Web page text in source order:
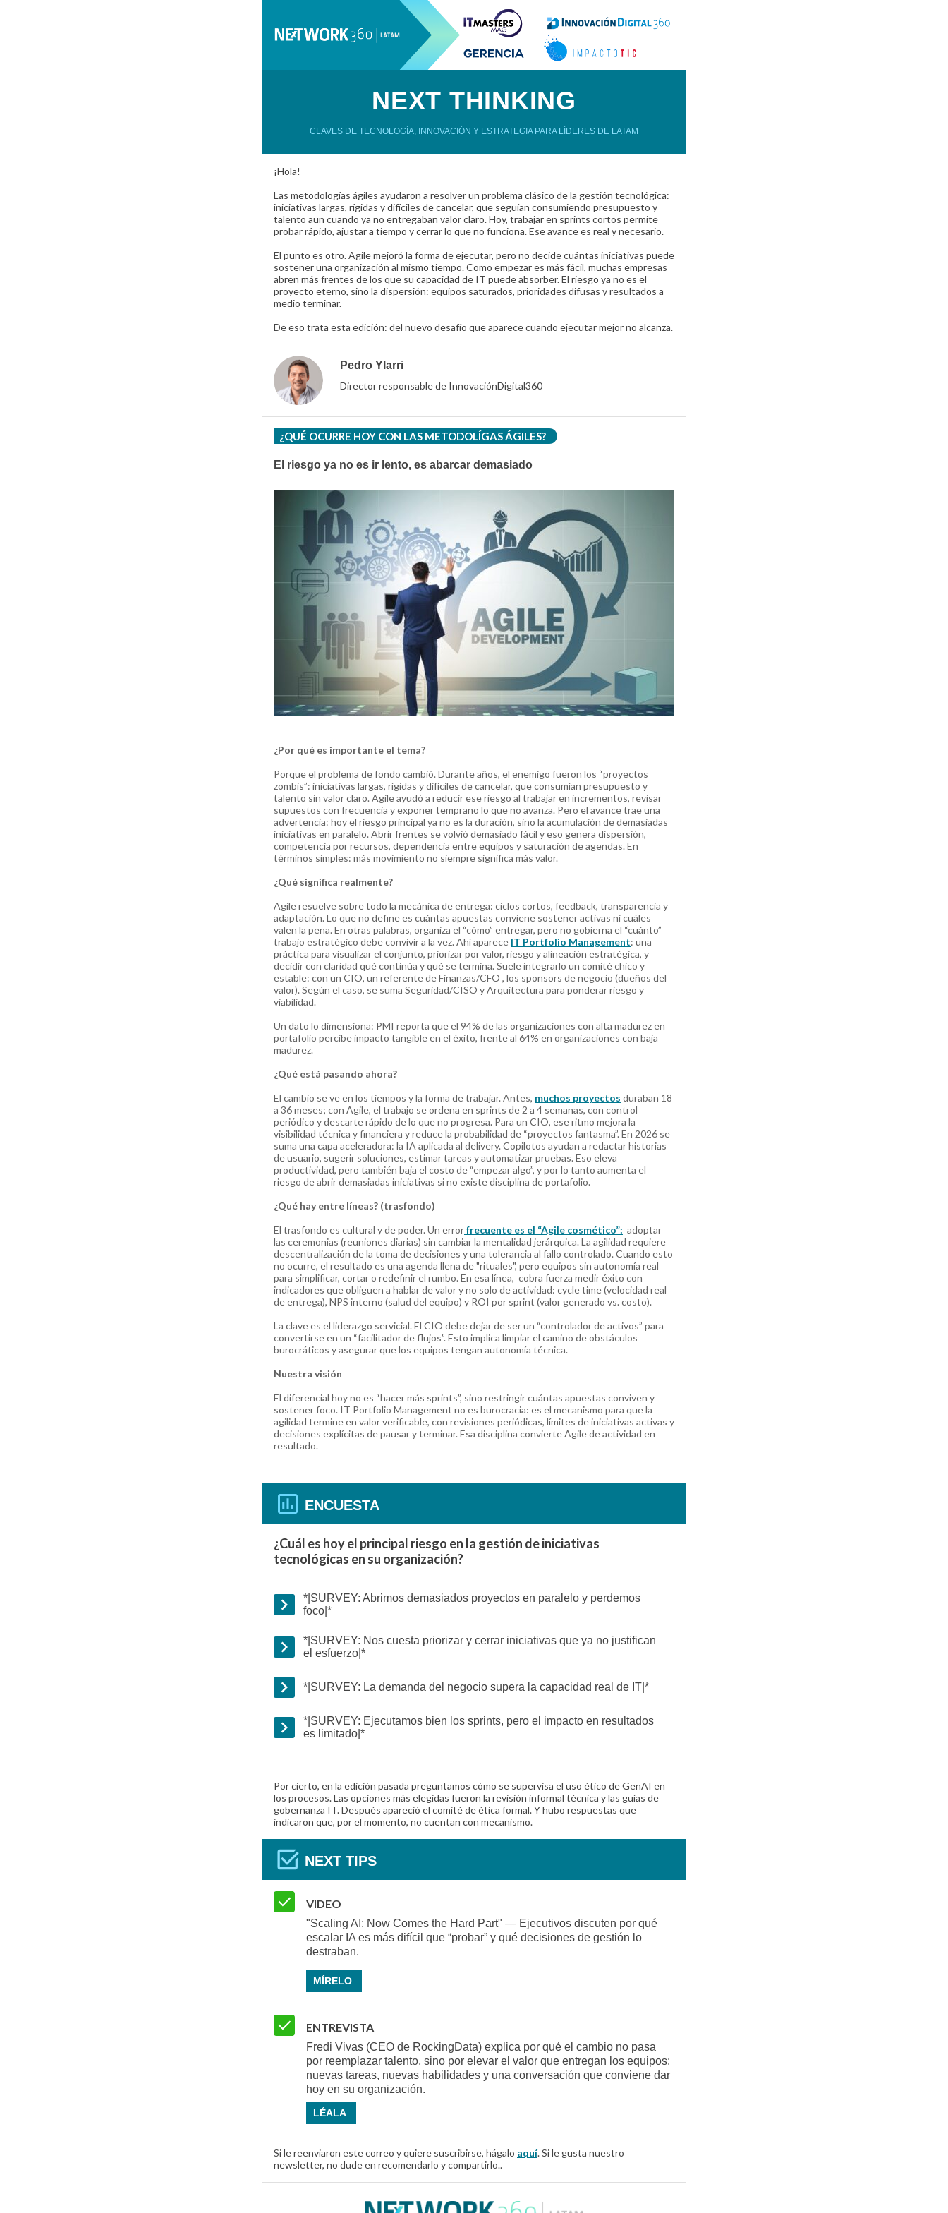
NEXT THINKING
CLAVES DE TECNOLOGÍA, INNOVACIÓN Y ESTRATEGIA PARA LÍDERES DE LATAM
¡Hola!
Las metodologías ágiles ayudaron a resolver un problema clásico de la gestión tecnológica:
iniciativas largas, rígidas y difíciles de cancelar, que seguían consumiendo presupuesto y
talento aun cuando ya no entregaban valor claro. Hoy, trabajar en sprints cortos permite
probar rápido, ajustar a tiempo y cerrar lo que no funciona. Ese avance es real y necesario.
El punto es otro. Agile mejoró la forma de ejecutar, pero no decide cuántas iniciativas puede
sostener una organización al mismo tiempo. Como empezar es más fácil, muchas empresas
abren más frentes de los que su capacidad de IT puede absorber. El riesgo ya no es el
proyecto eterno, sino la dispersión: equipos saturados, prioridades difusas y resultados a
medio terminar.
De eso trata esta edición: del nuevo desafío que aparece cuando ejecutar mejor no alcanza.
Pedro Ylarri
Director responsable de InnovaciónDigital360
¿QUÉ OCURRE HOY CON LAS METODOLÍGAS ÁGILES?
El riesgo ya no es ir lento, es abarcar demasiado
¿Por qué es importante el tema?
Porque el problema de fondo cambió. Durante años, el enemigo fueron los “proyectos
zombis”: iniciativas largas, rígidas y difíciles de cancelar, que consumían presupuesto y
talento sin valor claro. Agileayudó a reducir ese riesgo al trabajar en incrementos, revisar
supuestos con frecuencia y exponer temprano lo que no avanza. Pero el avance trae una
advertencia: hoy el riesgo principal ya no es la duración, sino la acumulación de demasiadas
iniciativas en paralelo. Abrir frentes se volvió demasiado fácil y eso genera dispersión,
competencia por recursos, dependencia entre equipos y saturación de agendas. En
términos simples: más movimiento no siempre significa más valor.
¿Qué significa realmente?
Agile resuelve sobre todo la mecánica de entrega: ciclos cortos, feedback, transparencia y
adaptación. Lo que no define es cuántas apuestas conviene sostener activas ni cuáles
valen la pena. En otras palabras, organiza el “cómo” entregar, pero no gobierna el “cuánto”
trabajo estratégico debe convivir a la vez. Ahí aparece IT Portfolio Management: una
práctica para visualizar el conjunto, priorizar por valor, riesgo y alineación estratégica, y
decidir con claridad qué continúa y qué se termina. Suele integrarlo un comité chico y
estable: con un CIO, un referente de Finanzas/CFO , los sponsors de negocio (dueños del
valor). Según el caso, se suma Seguridad/CISO y Arquitectura para ponderar riesgo y
viabilidad.
Un dato lo dimensiona: PMI reporta que el 94% de las organizaciones con alta madurez en
portafolio percibe impacto tangible en el éxito, frente al 64% en organizaciones con baja
madurez.
¿Qué está pasando ahora?
El cambio se ve en los tiempos y la forma de trabajar. Antes, muchos proyectos duraban 18
a 36 meses; con Agile, el trabajo se ordena en sprints de 2 a 4 semanas, con control
periódico y descarte rápido de lo que no progresa. Para un CIO, ese ritmo mejora la
visibilidad técnica y financiera y reduce la probabilidad de “proyectos fantasma”. En 2026 se
suma una capa aceleradora: la IA aplicada al delivery. Copilotos ayudan a redactar historias
de usuario, sugerir soluciones, estimar tareas y automatizar pruebas. Eso eleva
productividad, pero también baja el costo de “empezar algo”, y por lo tanto aumenta el
riesgo de abrir demasiadas iniciativas si no existe disciplina de portafolio.
¿Qué hay entre líneas? (trasfondo)
El trasfondo es cultural y de poder. Un errorfrecuente es el “Agile cosmético”: adoptar
las ceremonias (reuniones diarias) sin cambiar la mentalidad jerárquica. La agilidad requiere
descentralización de la toma de decisiones y una tolerancia al fallo controlado. Cuando esto
no ocurre, el resultado es una agenda llena de "rituales", pero equipos sin autonomía real
para simplificar, cortar o redefinir el rumbo. En esa línea, cobra fuerza medir éxito con
indicadores que obliguen a hablar de valor y no solo de actividad: cycle time (velocidad real
de entrega), NPS interno (salud del equipo) y ROI por sprint (valor generado vs. costo).
La clave es el liderazgo servicial. El CIO debe dejar de ser un “controlador de activos” para
convertirse en un “facilitador de flujos”. Esto implica limpiar el camino de obstáculos
burocráticos y asegurar que los equipos tengan autonomía técnica.
Nuestra visión
El diferencial hoy no es “hacer más sprints”, sino restringir cuántas apuestas conviven y
sostener foco. IT Portfolio Management no es burocracia: es el mecanismo para que la
agilidad termine en valor verificable, con revisiones periódicas, límites de iniciativas activas y
decisiones explícitas de pausar y terminar. Esa disciplina convierte Agile de actividad en
resultado.
ENCUESTA
¿Cuál es hoy el principal riesgo en la gestión de iniciativas
tecnológicas en su organización?
*|SURVEY: Abrimos demasiados proyectos en paralelo y perdemos
foco|*
*|SURVEY: Nos cuesta priorizar y cerrar iniciativas que ya no justifican
el esfuerzo|*
*|SURVEY: La demanda del negocio supera la capacidad real de IT|*
*|SURVEY: Ejecutamos bien los sprints, pero el impacto en resultados
es limitado|*
Por cierto, en la edición pasada preguntamos cómo se supervisa el uso ético de GenAI en
los procesos. Las opciones más elegidas fueron la revisión informal técnica y las guías de
gobernanza IT. Después apareció el comité de ética formal. Y hubo respuestas que
indicaron que, por el momento, no cuentan con mecanismo.
NEXT TIPS
VIDEO
"Scaling AI: Now Comes the Hard Part" — Ejecutivos discuten por qué
escalar IA es más difícil que “probar” y qué decisiones de gestión lo
destraban.
MÍRELO
ENTREVISTA
Fredi Vivas (CEO de RockingData) explica por qué el cambio no pasa
por reemplazar talento, sino por elevar el valor que entregan los equipos:
nuevas tareas, nuevas habilidades y una conversación que conviene dar
hoy en su organización.
LÉALA
Si le reenviaron este correo y quiere suscribirse, hágalo aquí. Si le gusta nuestro
newsletter, no dude en recomendarlo y compartirlo..